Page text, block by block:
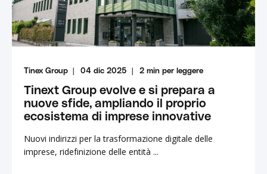
Tinex Group 04 dic 2025 2 min per leggere
Tinext Group evolve e si prepara a
nuove sfide, ampliando il proprio
ecosistema di imprese innovative
Nuovi indirizzi per la trasformazione digitale delle
imprese, ridefinizione delle entità ...